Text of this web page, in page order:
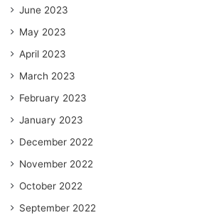
June 2023
May 2023
April 2023
March 2023
February 2023
January 2023
December 2022
November 2022
October 2022
September 2022